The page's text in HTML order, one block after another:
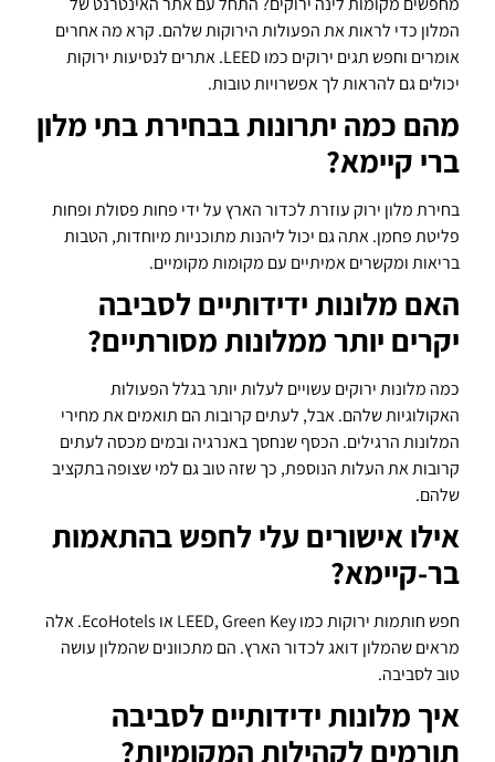
המלון כדי לראות את הפעולות הירוקות שלהם. קרא מה אחרים
אומרים וחפש תגים ירוקים כמו LEED. אתרים לנסיעות ירוקות
יכולים גם להראות לך אפשרויות טובות.
מהם כמה יתרונות בבחירת בתי מלון
ברי קיימא?
בחירת מלון ירוק עוזרת לכדור הארץ על ידי פחות פסולת ופחות
פליטת פחמן. אתה גם יכול ליהנות מתוכניות מיוחדות, הטבות
בריאות ומקשרים אמיתיים עם מקומות מקומיים.
האם מלונות ידידותיים לסביבה
יקרים יותר ממלונות מסורתיים?
כמה מלונות ירוקים עשויים לעלות יותר בגלל הפעולות
האקולוגיות שלהם. אבל, לעתים קרובות הם תואמים את מחירי
המלונות הרגילים. הכסף שנחסך באנרגיה ובמים מכסה לעתים
קרובות את העלות הנוספת, כך שזה טוב גם למי שצופה בתקציב
שלהם.
אילו אישורים עלי לחפש בהתאמות
בר-קיימא?
חפש חותמות ירוקות כמו LEED, Green Key או EcoHotels. אלה
מראים שהמלון דואג לכדור הארץ. הם מתכוונים שהמלון עושה
טוב לסביבה.
איך מלונות ידידותיים לסביבה
תורמים לקהילות המקומיות?